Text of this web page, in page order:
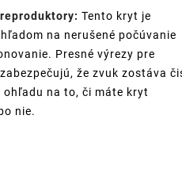
Tento kryt je
na nerušené počúvanie
Presné výrezy pre
že zvuk zostáva
ohľadu na to, či máte kryt
nie.